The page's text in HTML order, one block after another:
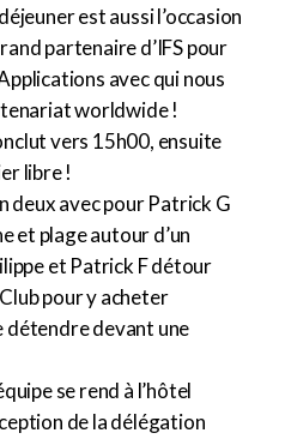
est aussi l’occasion
partenaire d’IFS pour
avec qui nous
worldwide !
vers 15h00, ensuite
libre !
deux avec pour Patrick G
et plage autour d’un
et Patrick F détour
pour y acheter
détendre devant une
se rend à l’hôtel
de la délégation